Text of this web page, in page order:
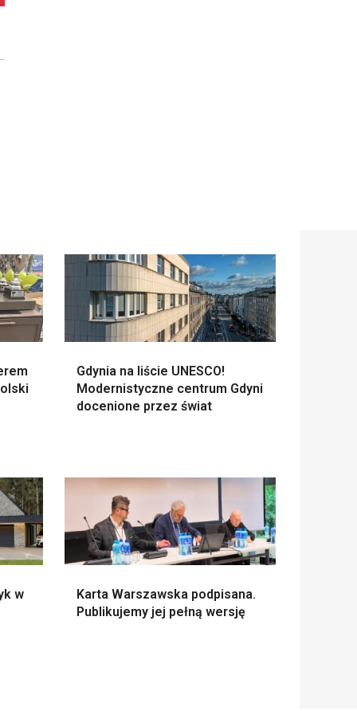
Gdynia na liście UNESCO!
Modernistyczne centrum Gdyni
docenione przez świat
w
Karta Warszawska podpisana.
Publikujemy jej pełną wersję